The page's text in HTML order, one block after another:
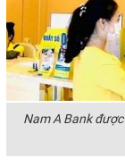
Nam A Bank